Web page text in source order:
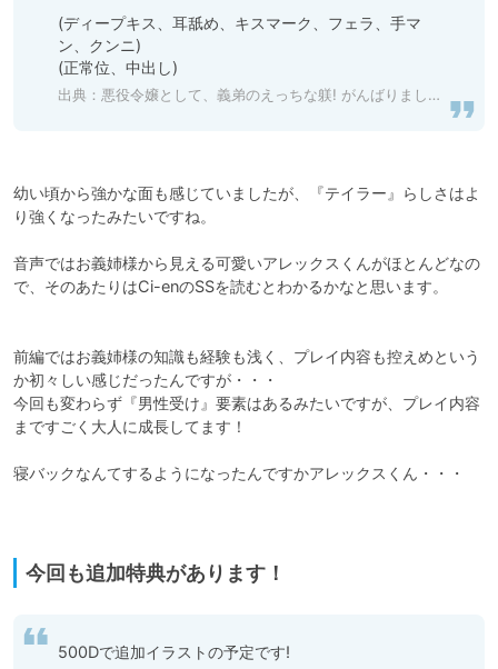
(ディープキス、耳舐め、キスマーク、フェラ、手マ
ン、クンニ)
(正常位、中出し)
出典： 悪役令嬢として、義弟のえっちな躾! がんばりましょう! 後編 [warm bath] 予告作品 | DLsite がるまに
幼い頃から強かな面も感じていましたが、『テイラー』らしさはよ
り強くなったみたいですね。
音声ではお義姉様から見える可愛いアレックスくんがほとんどなの
で、そのあたりはCi-enのSSを読むとわかるかなと思います。
前編ではお義姉様の知識も経験も浅く、プレイ内容も控えめという
か初々しい感じだったんですが・・・
今回も変わらず『男性受け』要素はあるみたいですが、プレイ内容
まですごく大人に成長してます！
寝バックなんてするようになったんですかアレックスくん・・・
今回も追加特典があります！
500Dで追加イラストの予定です!